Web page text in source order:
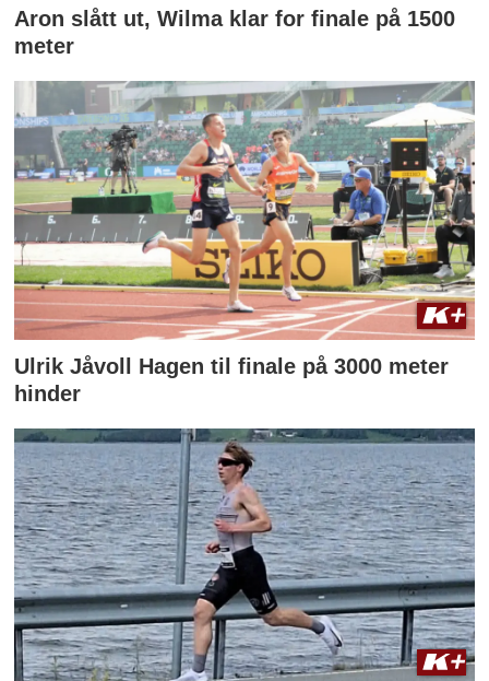
Aron slått ut, Wilma klar for finale på 1500
meter
Ulrik Jåvoll Hagen til finale på 3000 meter
hinder